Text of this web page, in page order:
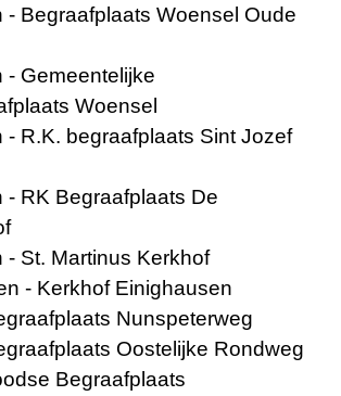
- Begraafplaats Woensel Oude
- Gemeentelijke
Woensel
- R.K. begraafplaats Sint Jozef
- RK Begraafplaats De
- St. Martinus Kerkhof
- Kerkhof Einighausen
Nunspeterweg
Oostelijke Rondweg
Begraafplaats